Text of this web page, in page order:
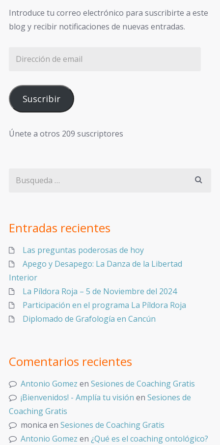
Introduce tu correo electrónico para suscribirte a este
blog y recibir notificaciones de nuevas entradas.
Suscribir
Únete a otros 209 suscriptores
Entradas recientes
Las preguntas poderosas de hoy
Apego y Desapego: La Danza de la Libertad
Interior
La Píldora Roja – 5 de Noviembre del 2024
Participación en el programa La Píldora Roja
Diplomado de Grafología en Cancún
Comentarios recientes
Antonio Gomez en Sesiones de Coaching Gratis
¡Bienvenidos! - Amplía tu visión en Sesiones de
Coaching Gratis
monica en Sesiones de Coaching Gratis
Antonio Gomez en ¿Qué es el coaching ontológico?